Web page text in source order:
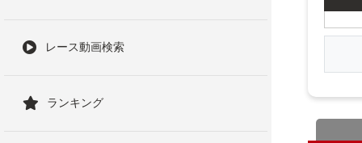
レース動画検索
ランキング